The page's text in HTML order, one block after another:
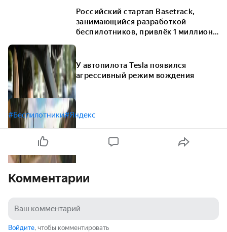
Российский стартап Basetrack,
занимающийся разработкой
беспилотников, привлёк 1 миллион
У автопилота Tesla появился
агрессивный режим вождения
#Беспилотники#Яндекс
Комментарии
Войдите, чтобы комментировать